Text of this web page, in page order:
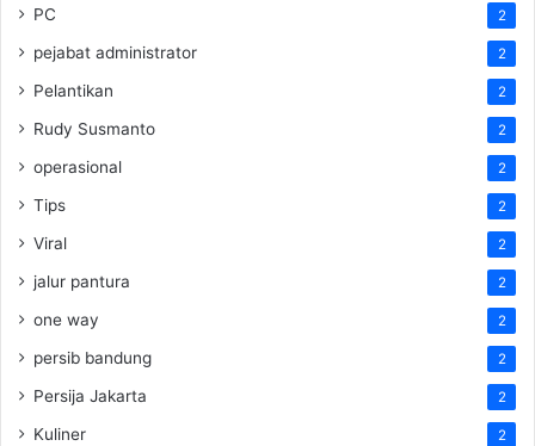
PC 2
pejabat administrator 2
Pelantikan 2
Rudy Susmanto 2
operasional 2
Tips 2
Viral 2
jalur pantura 2
one way 2
persib bandung 2
Persija Jakarta 2
Kuliner 2